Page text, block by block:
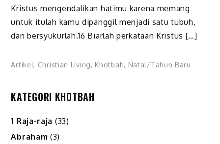
Kristus mengendalikan hatimu karena memang
untuk itulah kamu dipanggil menjadi satu tubuh,
dan bersyukurlah.16 Biarlah perkataan Kristus […]
Artikel, Christian Living, Khotbah, Natal/Tahun Baru
KATEGORI KHOTBAH
1 Raja-raja (33)
Abraham (3)